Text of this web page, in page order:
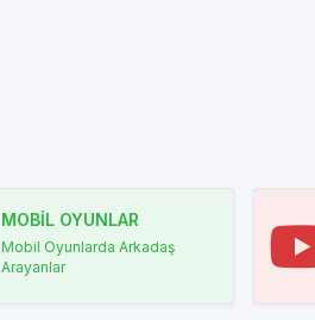
MOBİL OYUNLAR
Mobil Oyunlarda Arkadaş
Arayanlar